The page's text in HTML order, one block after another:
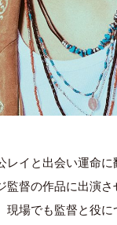
レイと出会い運命に
監督の作品に出演
現場でも監督と役